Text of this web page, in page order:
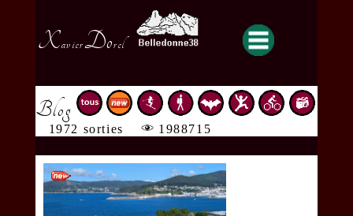
XavierDorel
Blog
1972 sorties 1988715